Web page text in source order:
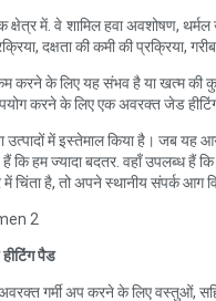
क्षेत्र में. वे शामिल हवा
दक्षता की कमी की प्रक्रिया,
के लिए यह संभव है या खत्म की कुछ
करने के लिए एक अवरक्त जेड
में इस्तेमाल किया है। जब
कि हम ज्यादा बदतर. वहाँ
है, तो अपने स्थानीय संपर्क आग
पैड
गर्मी अप करने के लिए वस्तुओं,